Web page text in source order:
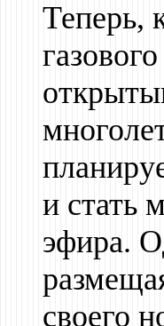
Теперь,
и стать
эфира.
своего